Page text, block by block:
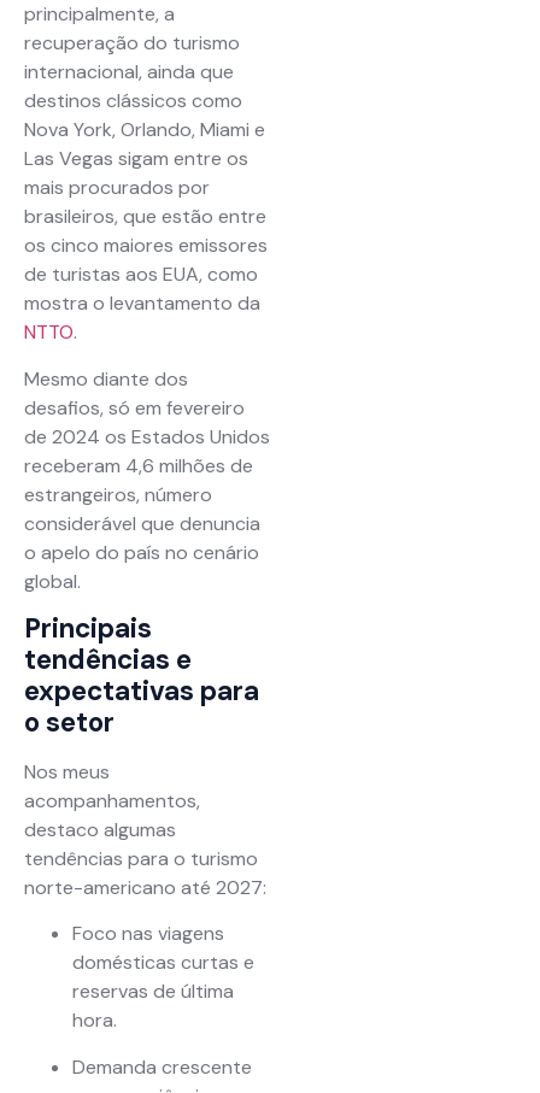
principalmente, a
recuperação do turismo
internacional, ainda que
destinos clássicos como
Nova York, Orlando, Miami e
Las Vegas sigam entre os
mais procurados por
brasileiros, que estão entre
os cinco maiores emissores
de turistas aos EUA, como
mostra o levantamento da
NTTO.
Mesmo diante dos
desafios, só em fevereiro
de 2024 os Estados Unidos
receberam 4,6 milhões de
estrangeiros, número
considerável que denuncia
o apelo do país no cenário
global.
Principais
tendências e
expectativas para
o setor
Nos meus
acompanhamentos,
destaco algumas
tendências para o turismo
norte-americano até 2027:
Foco nas viagens
domésticas curtas e
reservas de última
hora.
Demanda crescente